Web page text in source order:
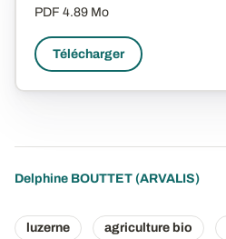
PDF 4.89 Mo
Télécharger
Delphine BOUTTET (ARVALIS)
luzerne agriculture bio